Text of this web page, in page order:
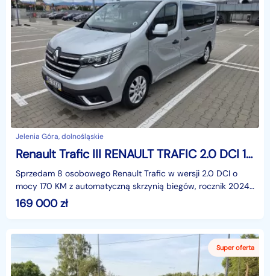
Jelenia Góra, dolnośląskie
Renault Trafic III RENAULT TRAFIC 2.0 DCI 170 KM AUTOMAT 2024
Sprzedam 8 osobowego Renault Trafic w wersji 2.0 DCI o
mocy 170 KM z automatyczną skrzynią biegów, rocznik 2024,
w eleganckim srebrnym kolorze. Samochód z orygi
169 000zł